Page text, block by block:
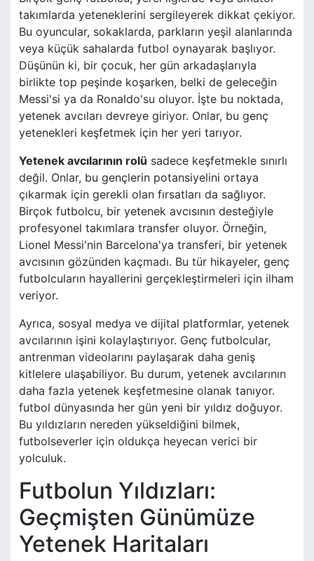
takımlarda yeteneklerini sergileyerek dikkat çekiyor.
Bu oyuncular, sokaklarda, parkların yeşil alanlarında
veya küçük sahalarda futbol oynayarak başlıyor.
Düşünün ki, bir çocuk, her gün arkadaşlarıyla
birlikte top peşinde koşarken, belki de geleceğin
Messi'si ya da Ronaldo'su oluyor. İşte bu noktada,
yetenek avcıları devreye giriyor. Onlar, bu genç
yetenekleri keşfetmek için her yeri tarıyor.
Yetenek avcılarının rolü sadece keşfetmekle sınırlı
değil. Onlar, bu gençlerin potansiyelini ortaya
çıkarmak için gerekli olan fırsatları da sağlıyor.
Birçok futbolcu, bir yetenek avcısının desteğiyle
profesyonel takımlara transfer oluyor. Örneğin,
Lionel Messi'nin Barcelona'ya transferi, bir yetenek
avcısının gözünden kaçmadı. Bu tür hikayeler, genç
futbolcuların hayallerini gerçekleştirmeleri için ilham
veriyor.
Ayrıca, sosyal medya ve dijital platformlar, yetenek
avcılarının işini kolaylaştırıyor. Genç futbolcular,
antrenman videolarını paylaşarak daha geniş
kitlelere ulaşabiliyor. Bu durum, yetenek avcılarının
daha fazla yetenek keşfetmesine olanak tanıyor.
futbol dünyasında her gün yeni bir yıldız doğuyor.
Bu yıldızların nereden yükseldiğini bilmek,
futbolseverler için oldukça heyecan verici bir
yolculuk.
Futbolun Yıldızları:
Geçmişten Günümüze
Yetenek Haritaları